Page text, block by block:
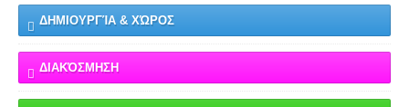
ΔΗΜΙΟΥΡΓΊΑ & ΧΏΡΟΣ
ΔΙΑΚΌΣΜΗΣΗ